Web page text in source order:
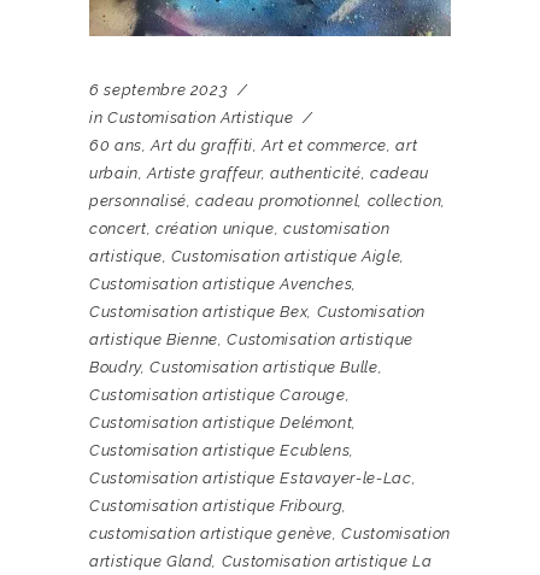
6 septembre 2023
in Customisation Artistique
60 ans,Art du graffiti,Art et commerce,art
urbain,Artiste graffeur, authenticité,cadeau
personnalisé,cadeau promotionnel, collection,
concert, création unique, customisation
artistique, Customisation artistique Aigle,
Customisation artistique Avenches,
Customisation artistique Bex, Customisation
artistique Bienne,Customisation artistique
Boudry,Customisation artistique Bulle,
Customisation artistique Carouge,
Customisation artistique Delémont,
Customisation artistique Ecublens,
Customisation artistique Estavayer-le-Lac,
Customisation artistique Fribourg,
customisation artistique genève,Customisation
artistique Gland, Customisation artistique La